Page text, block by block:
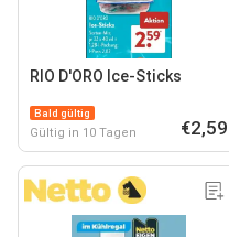
RIO D'ORO Ice-Sticks
Bald gültig
Gültig in 10 Tagen €2,59